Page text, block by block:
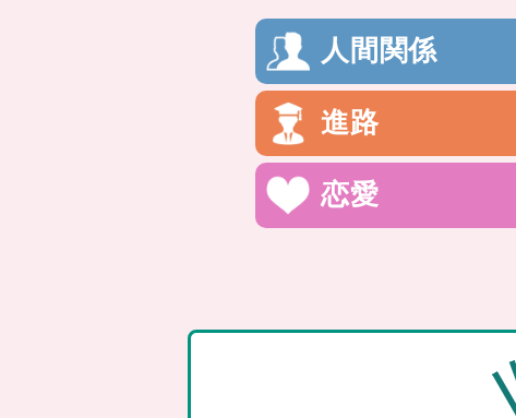
人間関係
進路
恋愛